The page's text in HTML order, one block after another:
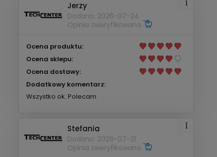
Jerzy
Dodano: 2026-07-24
Opinia zweryfikowana
Ocena produktu:
Ocena sklepu:
Ocena dostawy:
Dodatkowy komentarz:
Wszystko ok. Polecam
Stefania
Dodano: 2026-07-21
Opinia zweryfikowana